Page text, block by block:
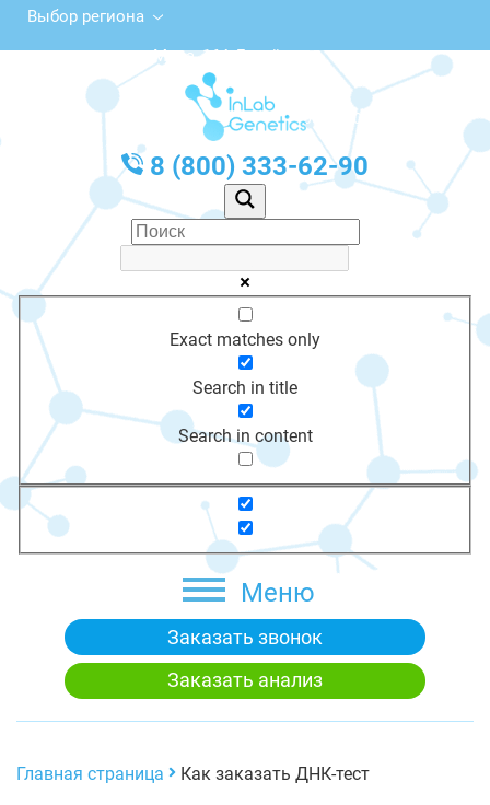
Выбор региона
ул. Мира, 164, Батайск
с 10:00 до 20:00
График работы: Пн-Пт с 10:00 до 20:00
8 (800) 333-62-90
Exact matches only
Search in title
Search in content
Меню
Заказать звонок
Заказать анализ
Главная страница Как заказать ДНК-тест